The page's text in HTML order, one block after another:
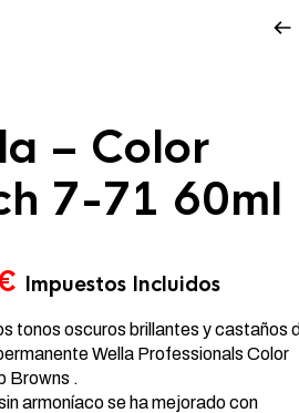
– Color
7-71 60ml
El
precio
actual
es:
11,75 €.
Impuestos Incluidos
tonos oscuros brillantes y castaños
Wella Professionals Color
Browns .
armoníaco se ha mejorado con